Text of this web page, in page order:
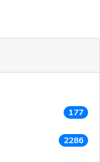
177
2286